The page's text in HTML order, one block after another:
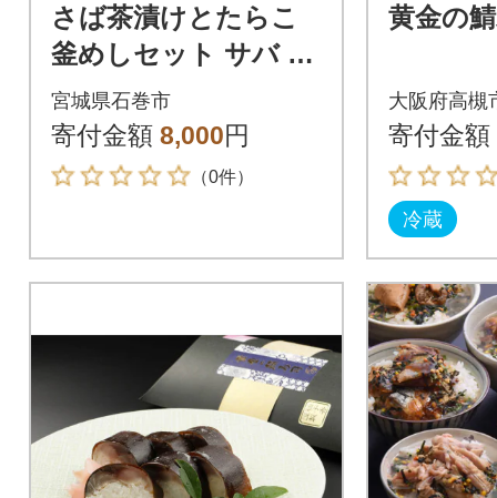
さば茶漬けとたらこ
釜めしセット サバ 鯖
お茶漬け 釜飯 釜飯の
素 詰め合せ 宮城県 石
巻市
宮城県石巻市
寄付金額 8,000円
（0件）
黄金の
大阪府高槻
寄付金額
冷蔵